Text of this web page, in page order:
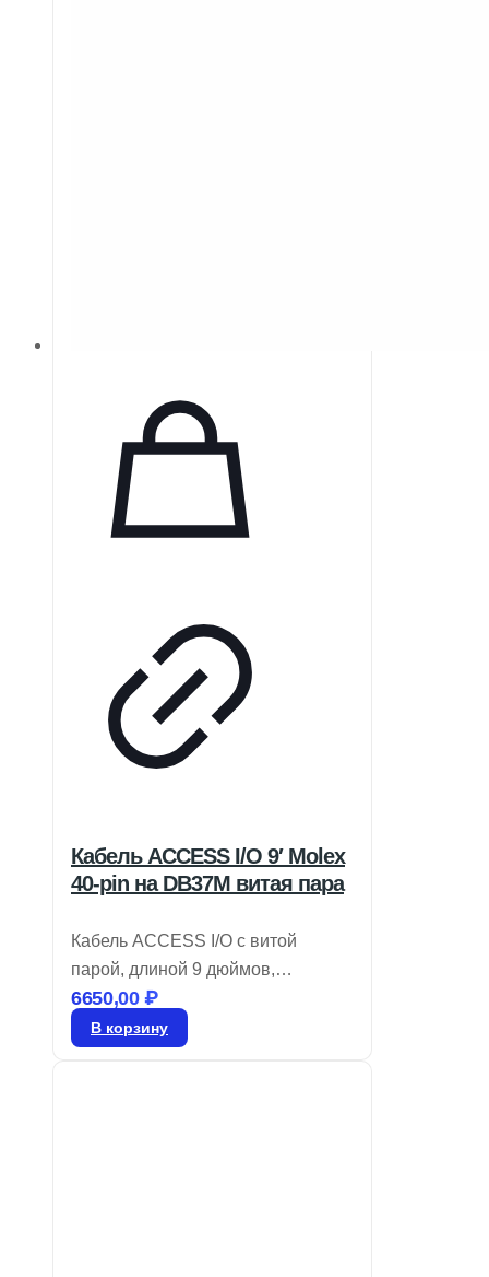
Кабель ACCESS I/O 9′ Molex
40-pin на DB37M витая пара
Кабель ACCESS I/O с витой
парой, длиной 9 дюймов,
переходник Molex 40-pin на
DB37M. Артикул: CAB-M.2-ADIO.
6650,00₽
В корзину